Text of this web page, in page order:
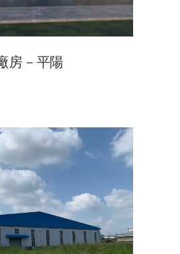
房－平陽